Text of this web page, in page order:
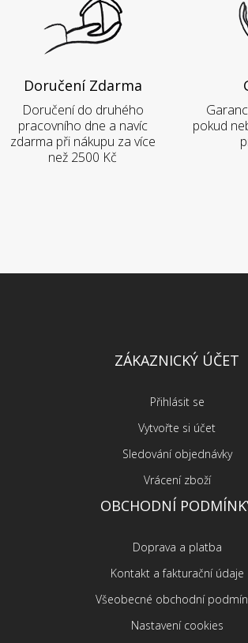
Doručení Zdarma
Doručení do druhého
pracovního dne a navíc
zdarma při nákupu za více
než 2500 Kč
pokud
ZÁKAZNICKÝ ÚČET
Přihlásit se
Vytvořte si účet
Sledování objednávky
Vrácení zboží
OBCHODNÍ
Doprava a platba
Kontakt a fakturační údaje
Všeobecné obchodní
Nastavení cookies